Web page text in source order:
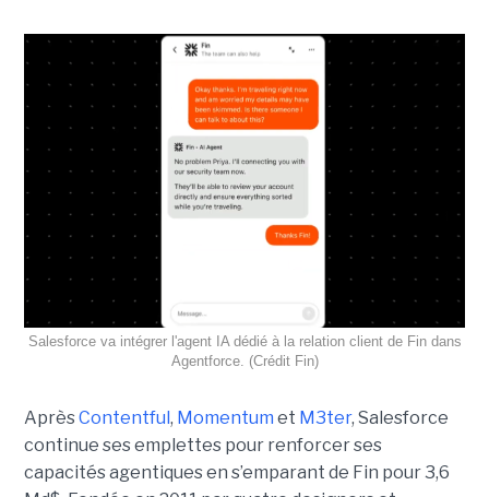
Salesforce va intégrer l'agent IA dédié à la relation client de Fin dans
Agentforce. (Crédit Fin)
AprèsContentful , Momentum et M3ter, Salesforce
continue ses emplettes pour renforcer ses
capacités agentiques en s’emparant de Fin pour 3,6